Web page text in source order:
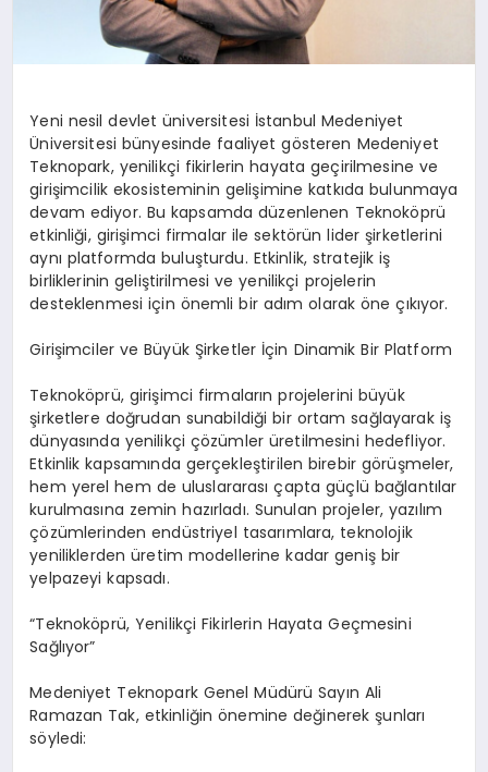
Yeni nesil devlet üniversitesi İstanbul Medeniyet
Üniversitesi bünyesinde faaliyet gösteren Medeniyet
Teknopark, yenilikçi fikirlerin hayata geçirilmesine ve
girişimcilik ekosisteminin gelişimine katkıda bulunmaya
devam ediyor. Bu kapsamda düzenlenen Teknoköprü
etkinliği, girişimci firmalar ile sektörün lider şirketlerini
aynı platformda buluşturdu. Etkinlik, stratejik iş
birliklerinin geliştirilmesi ve yenilikçi projelerin
desteklenmesi için önemli bir adım olarak öne çıkıyor.
Girişimciler ve Büyük Şirketler İçin Dinamik Bir Platform
Teknoköprü, girişimci firmaların projelerini büyük
şirketlere doğrudan sunabildiği bir ortam sağlayarak iş
dünyasında yenilikçi çözümler üretilmesini hedefliyor.
Etkinlik kapsamında gerçekleştirilen birebir görüşmeler,
hem yerel hem de uluslararası çapta güçlü bağlantılar
kurulmasına zemin hazırladı. Sunulan projeler, yazılım
çözümlerinden endüstriyel tasarımlara, teknolojik
yeniliklerden üretim modellerine kadar geniş bir
yelpazeyi kapsadı.
“Teknoköprü, Yenilikçi Fikirlerin Hayata Geçmesini
Sağlıyor”
Medeniyet Teknopark Genel Müdürü Sayın Ali
Ramazan Tak, etkinliğin önemine değinerek şunları
söyledi: